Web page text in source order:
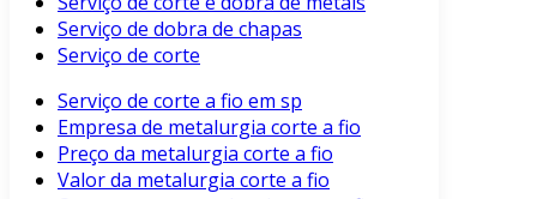
Serviço de dobra de chapas
Serviço de corte
Serviço de corte a fio em sp
Empresa de metalurgia corte a fio
Preço da metalurgia corte a fio
Valor da metalurgia corte a fio